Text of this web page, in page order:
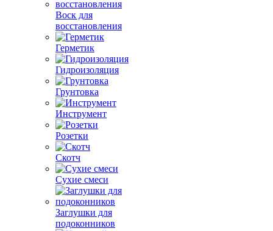
Воск для
восстановления
Герметик
Гидроизоляция
Грунтовка
Инструмент
Розетки
Скотч
Сухие смеси
Заглушки для
подоконников